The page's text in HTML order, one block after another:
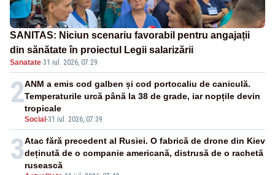
SANITAS: Niciun scenariu favorabil pentru angajații
din sănătate în proiectul Legii salarizării
Sanatate·31 iul. 2026, 07:29
2
Social -31 iul. 2026, 07:39
ANM a emis cod galben și cod portocaliu de caniculă.
Temperaturile urcă până la 38 de grade, iar nopțile devin
tropicale
3Atac fără precedent al Rusiei. O fabrică de drone din Kiev
deținută de o companie americană, distrusă de o rachetă
rusească